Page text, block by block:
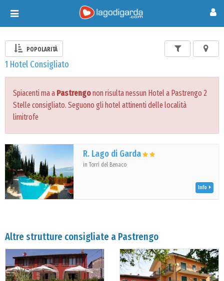
Toggle
navigation
POPOLARITÀ
1 Hotel Consigliato
Spiacenti ma a Pastrengonon risulta nessun Hotel a Pastrengo 2
Stelle consigliato. Seguono gli hotel attinenti delle località
limitrofe
R. Lago di Garda
in Torri del Benaco
Info
Altre strutture consigliate a Pastrengo